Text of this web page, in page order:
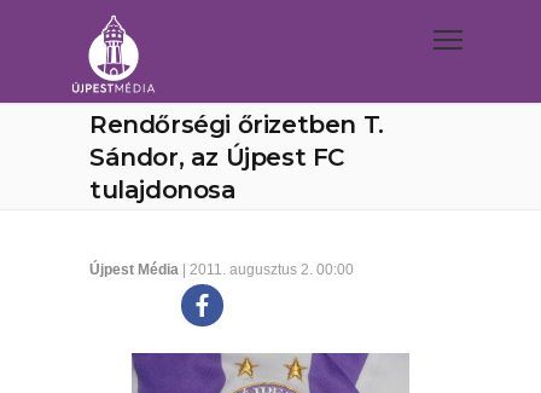
Rendőrségi őrizetben T.
Sándor, az Újpest FC
tulajdonosa
Újpest Média | 2011. augusztus 2. 00:00